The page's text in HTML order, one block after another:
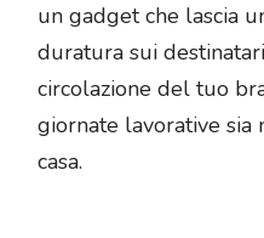
un gadget che lascia
duratura sui
circolazione del tuo
giornate lavorative
casa.